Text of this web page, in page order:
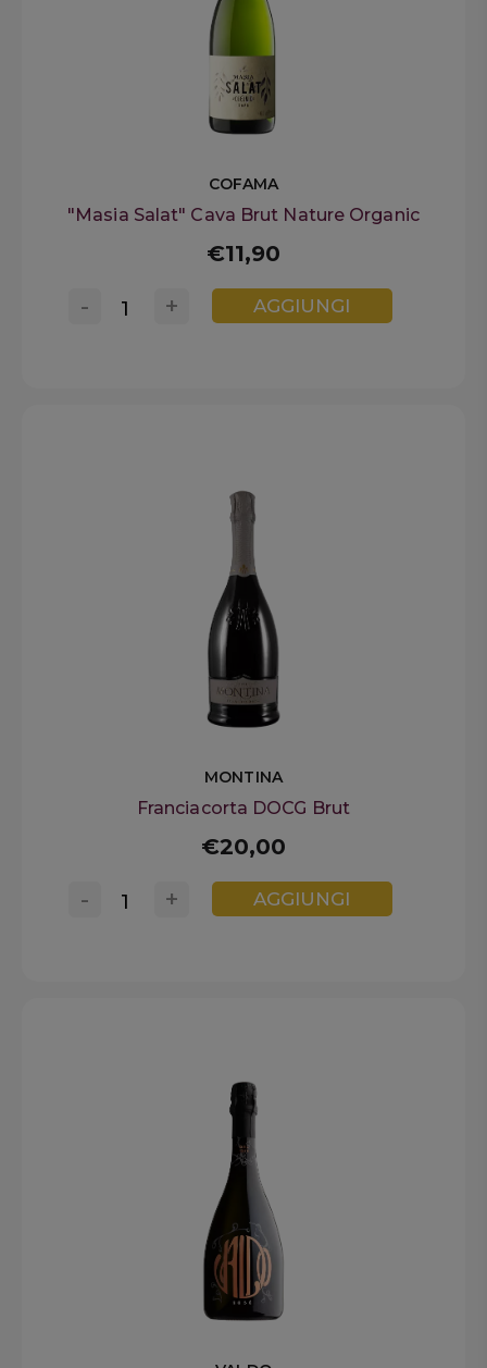
COFAMA
"Masia Salat" Cava Brut Nature Organic
€11,90
+
- AGGIUNGI
MONTINA
Franciacorta DOCG Brut
€20,00
+
- AGGIUNGI